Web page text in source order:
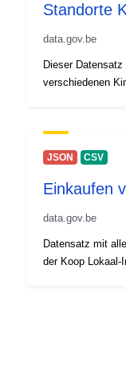
Standorte
data.gov.be
Dieser
verschiedenen
JSON CSV
Einkaufen
data.gov.be
Datensatz mit
der Koop Lokaal-